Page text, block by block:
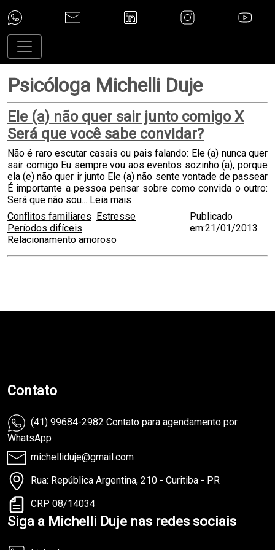
Psicóloga Michelli Duje
Ele (a) não quer sair junto comigo X
Será que você sabe convidar?
Não é raro escutar casais ou pais falando: Ele (a) nunca quer
sair comigo Eu sempre vou aos eventos sozinho (a), porque
ela (e) não quer ir junto Ele (a) não sente vontade de passear
É importante a pessoa pensar sobre como convida o outro:
Será que não sou... Leia mais
Conflitos familiares Estresse
Períodos difíceis
Relacionamento amoroso
Publicado
em:21/01/2013
Contato
(41) 99684-2982 Contato para agendamento por
WhatsApp
michelliduje@gmail.com
Rua: República Argentina, 210 - Curitiba - PR
CRP 08/14034
Siga a Michelli Duje nas redes sociais